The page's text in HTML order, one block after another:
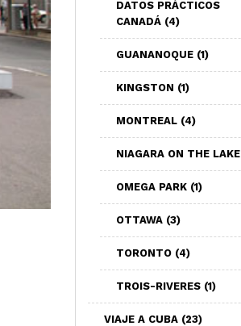
DATOS PRÁCTICOS
CANADÁ (4)
GUANANOQUE (1)
KINGSTON (1)
MONTREAL (4)
NIAGARA ON THE LAKE
OMEGA PARK (1)
OTTAWA (3)
TORONTO (4)
TROIS-RIVERES (1)
VIAJE A CUBA (23)